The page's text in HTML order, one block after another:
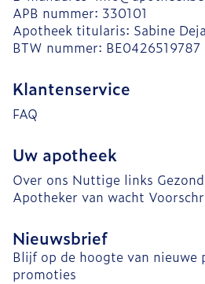
APB nummer: 330101
Apotheek titularis: Sabine
BTW nummer: BE0426519787
Klantenservice
FAQ
Uw apotheek
Over ons Nuttige links
Apotheker van wacht
Nieuwsbrief
Blijf op de hoogte van nieuwe
promoties